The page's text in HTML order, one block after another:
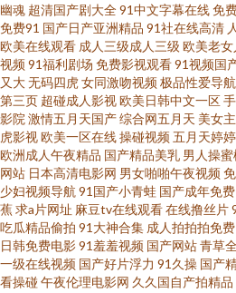
看片91 91社精品 婷婷五月天色色 国产91tv
成人小说网 九一成人在线观看网址 91豆花
毒ava 第一福利区导航 91在线看看 东京热
人做爱 宅福利白 久久韩国精品 91五月天传
频 91精品丝袜国产 青娱乐影音 大香蕉伊人
乱情 91小仙女丝袜 微拍福利888 久久涩激情
幽魂 超清国产剧大全91中文字幕在线免
免费91 国产日产亚洲精品 91社在线高清
欧美在线观看 成人三级成人三级 欧美老女
视频91福利剧场 免费影视观看91视频国
又大无码四虎女同激吻视频极品性爱导航
第三页 超碰成人影视欧美日韩中文一区
影院 激情五月天国产综合网五月天 美女
虎影视欧美一区在线操碰视频五月天婷
欧洲成人午夜精品 国产精品美乳 男人操
网站 日本高清电影网 男女啪啪午夜视频
少妇视频导航 91国产小青蛙 国产成年免
蕉求a片网址 麻豆tv在线观看在线撸丝片
吃瓜精品偷拍 91大神合集 成人拍拍拍免费
日韩免费电影91羞羞视频 国产网站青草
一级在线视频 国产好片浮力 91久操 国产
看操碰午夜伦理电影网 久久国自产拍精品